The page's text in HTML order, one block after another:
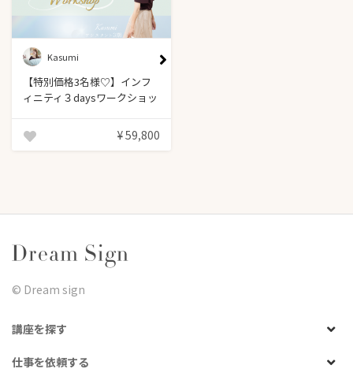
Kasumi
【特別価格3名様♡】インフ
ィニティ３daysワークショッ
¥ 59,800
©︎ Dream sign
講座を探す
仕事を依頼する